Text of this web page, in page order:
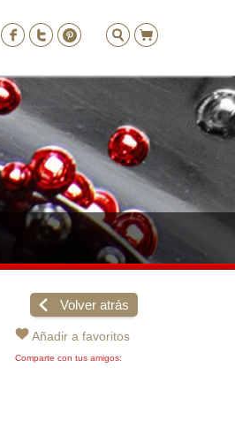
Volver atrás
Añadir a favoritos
Comparte con tus amigos: